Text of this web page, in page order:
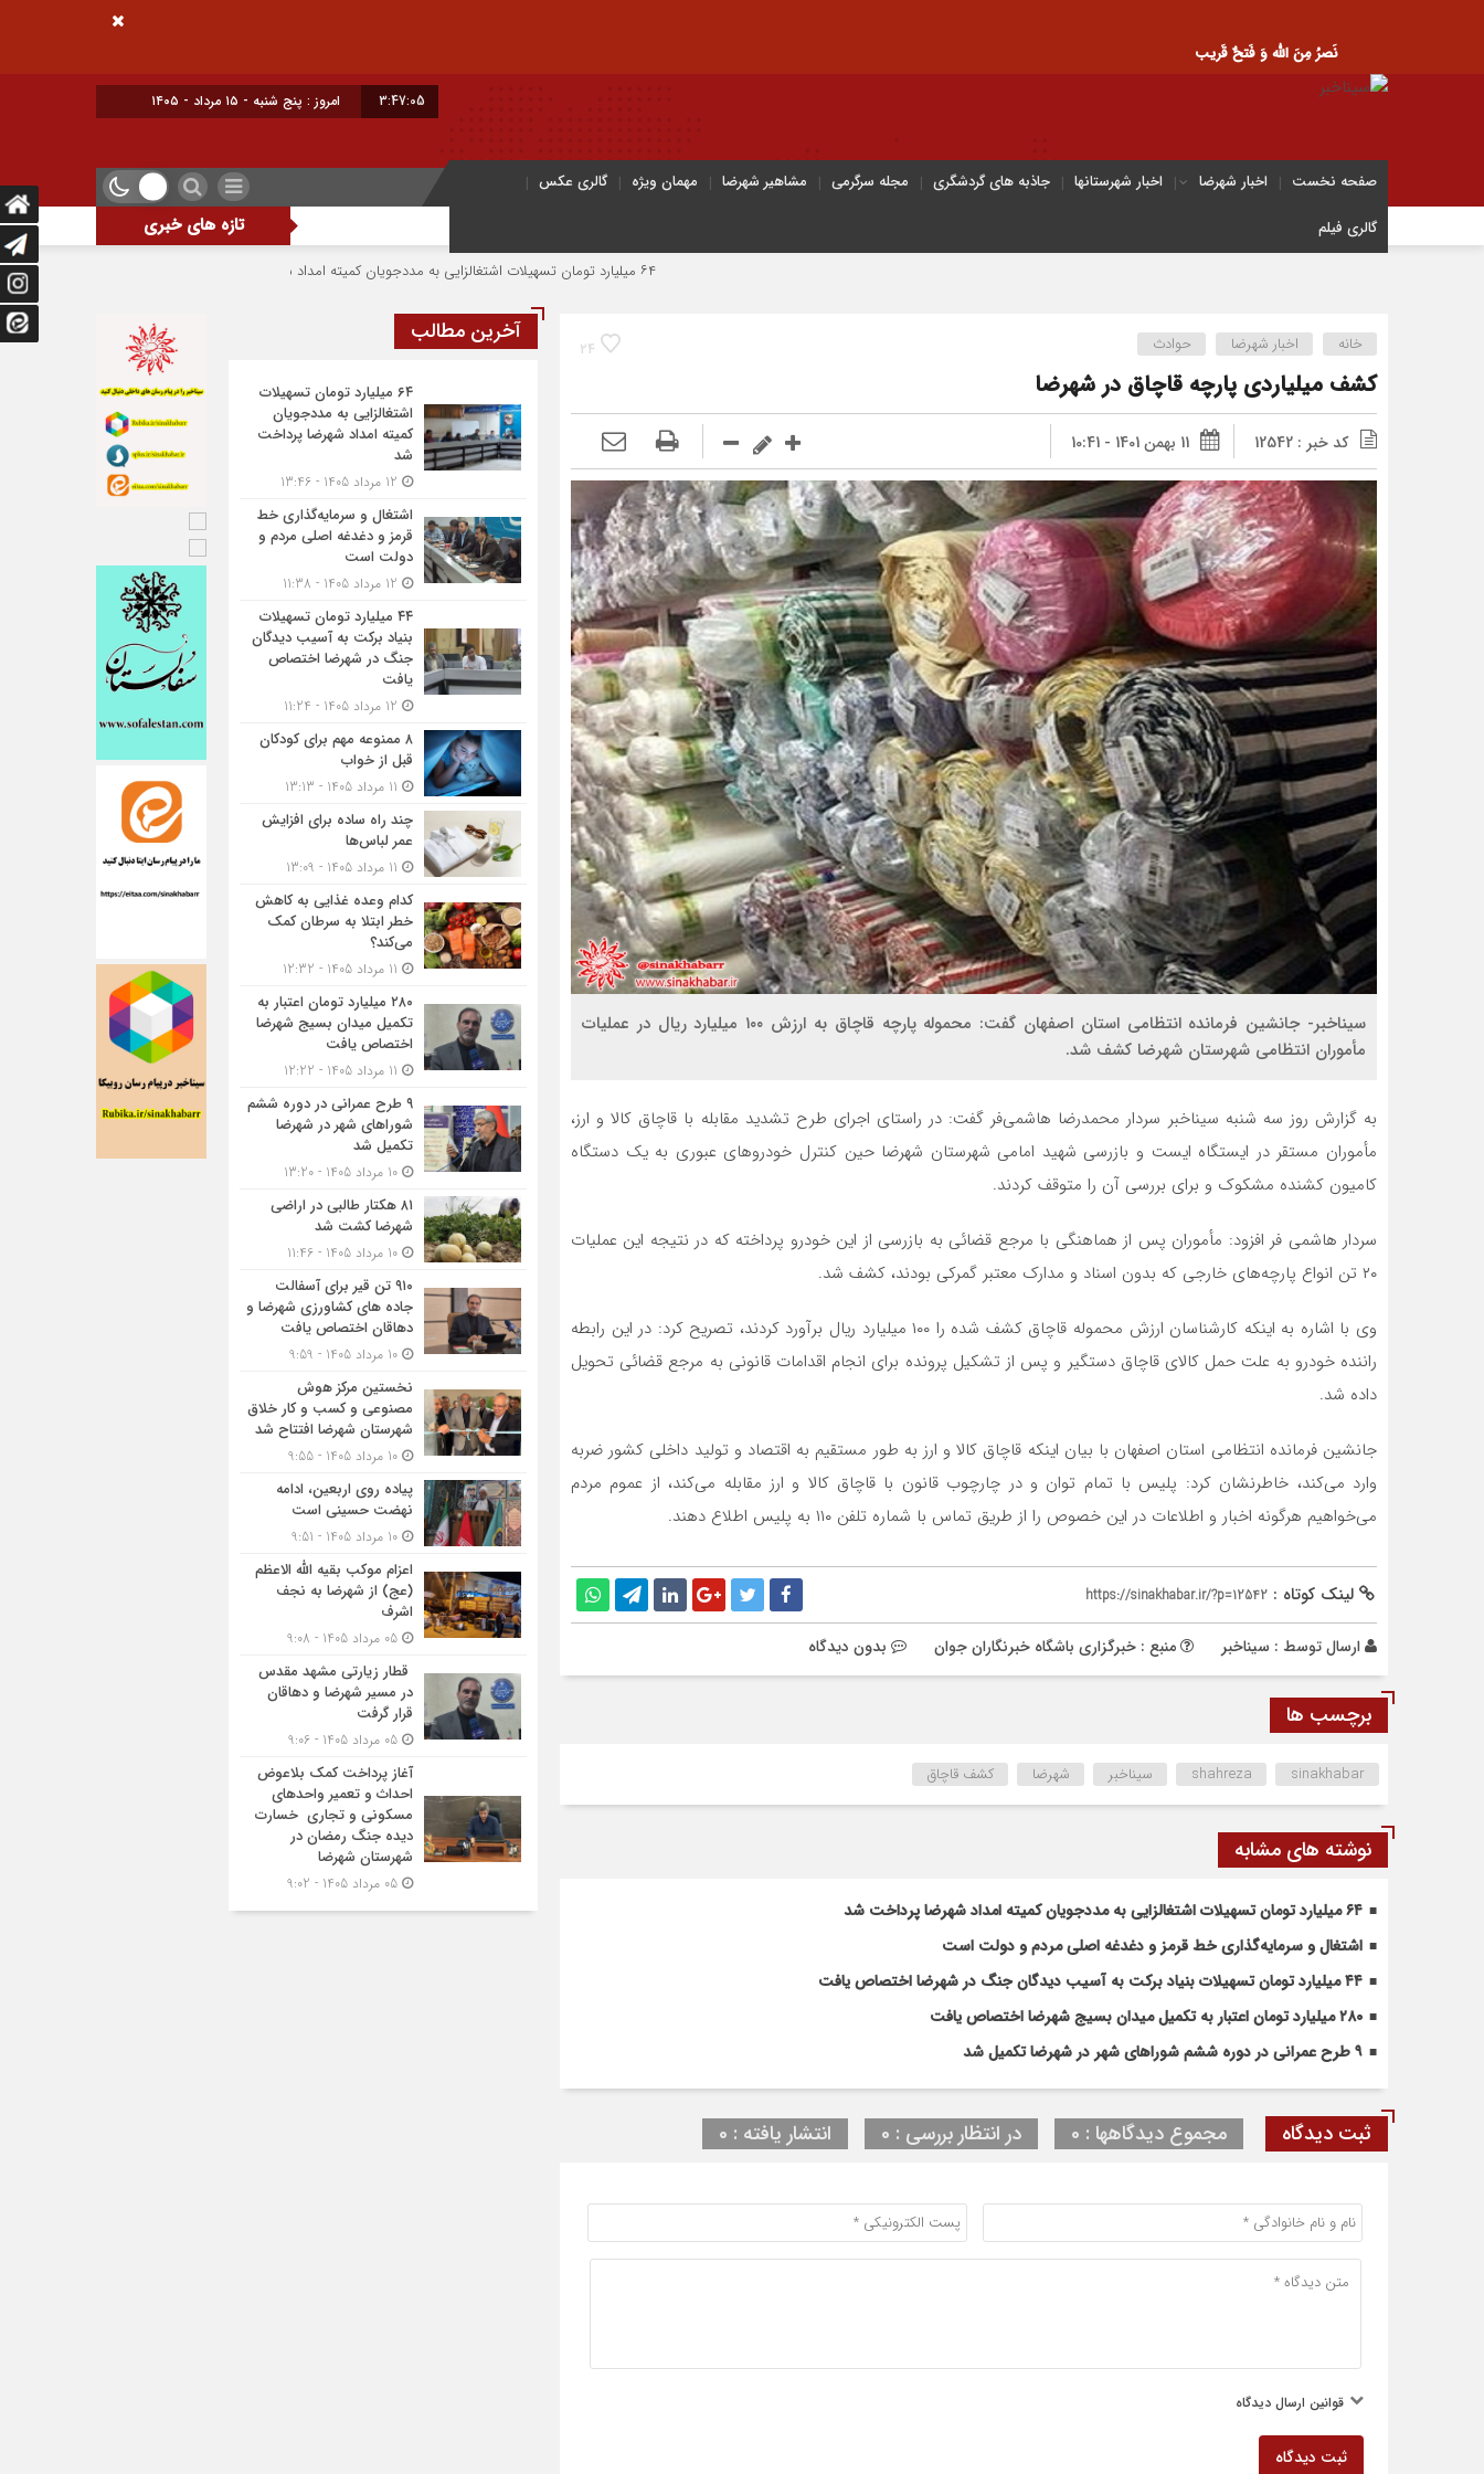
نَصرُ مِنَ الله وَ فَتحٌ قَریب
3:47:05 امروز : پنج شنبه - ۱۵ مرداد - ۱۴۰۵
صفحه نخست اخبار شهرضا اخبار شهرستانها جاذبه های گردشگری مجله سرگرمی مشاهیر شهرضا مهمان ویژه
گالری عکس
گالری فیلم
تازه های خبری
اشتغال و سرمایه‌گذاری خط قرمز و
24 خانه اخبار شهرضا حوادث
کشف میلیاردی پارچه قاچاق در شهرضا
کد خبر : 12542 11 بهمن 1401 - 10:41
سیناخبر- جانشین فرمانده انتظامی استان اصفهان گفت: محموله پارچه قاچاق به ارزش ۱۰۰ میلیارد ریال در عملیات
مأموران انتظامی شهرستان شهرضا کشف شد.
به گزارش روز سه شنبه سیناخبر سردار محمدرضا هاشمی‌فر گفت: در راستای اجرای طرح تشدید مقابله با قاچاق کالا و ارز،
مأموران مستقر در ایستگاه ایست و بازرسی شهید امامی شهرستان شهرضا حین کنترل خودرو‌های عبوری به یک دستگاه
کامیون کشنده مشکوک و برای بررسی آن را متوقف کردند.
سردار هاشمی فر افزود: مأموران پس از هماهنگی با مرجع قضائی به بازرسی از این خودرو پرداخته که در نتیجه این عملیات
۲۰ تن انواع پارچه‌های خارجی که بدون اسناد و مدارک معتبر گمرکی بودند، کشف شد.
وی با اشاره به اینکه کارشناسان ارزش محموله قاچاق کشف شده را ۱۰۰ میلیارد ریال برآورد کردند، تصریح کرد: در این رابطه
راننده خودرو به علت حمل کالای قاچاق دستگیر و پس از تشکیل پرونده برای انجام اقدامات قانونی به مرجع قضائی تحویل
داده شد.
جانشین فرمانده انتظامی استان اصفهان با بیان اینکه قاچاق کالا و ارز به طور مستقیم به اقتصاد و تولید داخلی کشور ضربه
وارد می‌کند، خاطرنشان کرد: پلیس با تمام توان و در چارچوب قانون با قاچاق کالا و ارز مقابله می‌کند، از عموم مردم
می‌خواهیم هرگونه اخبار و اطلاعات در این خصوص را از طریق تماس با شماره تلفن ۱۱۰ به پلیس اطلاع دهند.
لینک کوتاه : https://sinakhabar.ir/?p=12542
ارسال توسط : سیناخبر منبع : خبرگزاری باشگاه خبرنگاران جوان بدون دیدگاه
برچسب ها
shahreza sinakhabar سیناخبر شهرضا کشف قاچاق
نوشته های مشابه
۶۴ میلیارد تومان تسهیلات اشتغالزایی به مددجویان کمیته امداد شهرضا پرداخت شد
اشتغال و سرمایه‌گذاری خط قرمز و دغدغه اصلی مردم و دولت است
۴۴ میلیارد تومان تسهیلات بنیاد برکت به آسیب دیدگان جنگ در شهرضا اختصاص یافت
۲۸۰ میلیارد تومان اعتبار به تکمیل میدان بسیج شهرضا اختصاص یافت
۹ طرح عمرانی در دوره ششم شوراهای شهر در شهرضا تکمیل شد
ثبت دیدگاه مجموع دیدگاهها : 0 در انتظار بررسی : 0 انتشار یافته : 0
قوانین ارسال دیدگاه
ثبت دیدگاه
آخرین مطالب
۶۴ میلیارد تومان تسهیلات
اشتغالزایی به مددجویان
کمیته امداد شهرضا پرداخت
شد
اشتغال و سرمایه‌گذاری خط
قرمز و دغدغه اصلی مردم و
دولت است
۴۴ میلیارد تومان تسهیلات
بنیاد برکت به آسیب دیدگان
جنگ در شهرضا اختصاص
یافت
۸ ممنوعه مهم برای کودکان
قبل از خواب
چند راه ساده برای افزایش
عمر لباس‌ها
کدام وعده غذایی به کاهش
خطر ابتلا به سرطان کمک
می‌کند؟
۲۸۰ میلیارد تومان اعتبار به
تکمیل میدان بسیج شهرضا
اختصاص یافت
۹ طرح عمرانی در دوره ششم
شوراهای شهر در شهرضا
تکمیل شد
۸۱ هکتار طالبی در اراضی
شهرضا کشت شد
۹۱۰ تن قیر برای آسفالت
جاده های کشاورزی شهرضا و
دهاقان اختصاص یافت
نخستین مرکز هوش
مصنوعی و کسب‌ و کار خلاق
شهرستان شهرضا افتتاح شد
پیاده روی اربعین، ادامه
نهضت حسینی است
اعزام موکب بقیه الله الاعظم
(عج) از شهرضا به نجف
اشرف
قطار زیارتی مشهد مقدس
در مسیر شهرضا و دهاقان
قرار گرفت
آغاز پرداخت کمک بلاعوض
احداث و تعمیر واحد‌های
مسکونی و تجاری خسارت
دیده جنگ رمضان در
شهرستان شهرضا